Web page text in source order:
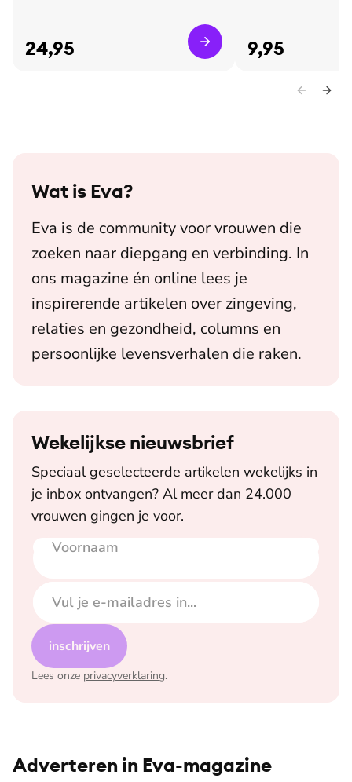
24,95 9,95
Wat is Eva?
Eva is de community voor vrouwen die
zoeken naar diepgang en verbinding. In
ons magazine én online lees je
inspirerende artikelen over zingeving,
relaties en gezondheid, columns en
persoonlijke levensverhalen die raken.
Wekelijkse nieuwsbrief
Speciaal geselecteerde artikelen wekelijks in
je inbox ontvangen? Al meer dan 24.000
vrouwen gingen je voor.
Voornaam
E-mailadres
inschrijven
Lees onze privacyverklaring.
Adverteren in Eva-magazine